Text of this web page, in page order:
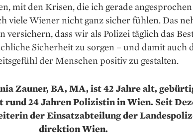
mit den Krisen, die ich gerade angesprochen
viele Wiener nicht ganz sicher fühlen. Das
versichern, dass wir als Polizei täglich das
Sicherheit zu sorgen – und damit auch
der Men­schen positiv zu gestalten.
Zauner, BA, MA, ist 42 Jahre alt,
rund 24 Jahren Polizistin in Wien. Seit
der Einsatzabteilung der
direktion Wien.